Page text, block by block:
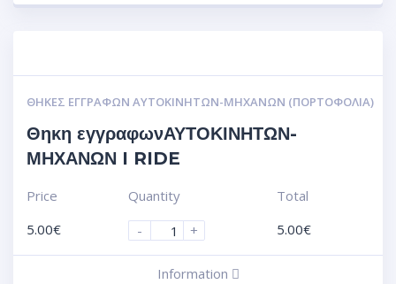
ΘΉΚΕΣ ΕΓΓΡΆΦΩΝ ΑΥΤΟΚΙΝΗΤΩΝ-ΜΗΧΑΝΩΝ (ΠΟΡΤΟΦΌΛΙΑ)
Θηκη εγγραφωνΑΥΤΟΚΙΝΗΤΩΝ-
ΜΗΧΑΝΩΝ I RIDE
Price
5.00€
Quantity
-
+
Total
5.00€
Information